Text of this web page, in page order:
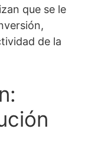
que se le
de la